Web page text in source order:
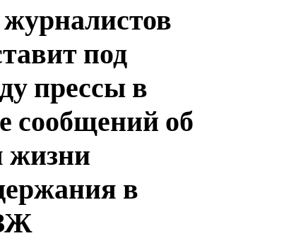
под
прессы в
сообщений об
жизни
в